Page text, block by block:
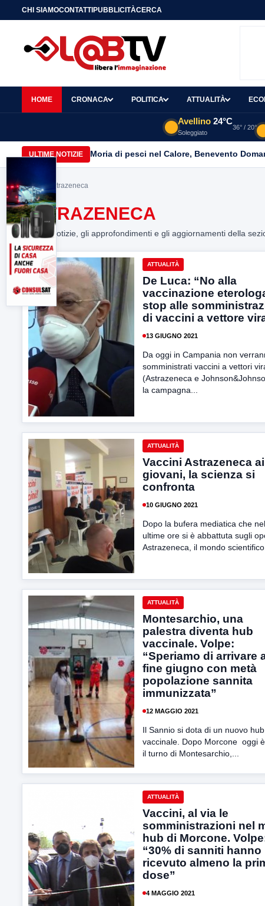
CHI SIAMOCONTATTIPUBBLICITÀCERCA
HOME CRONACA POLITICA ATTUALITÀ
Avellino 24°C
Soleggiato
36° / 20°
ULTIME NOTIZIE Moria di pesci nel Calore, Benevento
Home> astrazeneca
ASTRAZENECA
Tutte le notizie, gli approfondimenti e gli aggiornamenti della
ATTUALITÀ
De Luca: “No alla
vaccinazione
stop alle
di vaccini a vettore
13 GIUGNO 2021
Da oggi in Campania non
somministrati vaccini a vettori
(Astrazeneca e
la campagna...
ATTUALITÀ
Vaccini Astrazeneca ai
giovani, la scienza si
confronta
10 GIUGNO 2021
Dopo la bufera mediatica che
ultime ore si è abbattuta sugli
Astrazeneca, il mondo
ATTUALITÀ
Montesarchio, una
palestra diventa hub
vaccinale. Volpe:
“Speriamo di arrivare
fine giugno con metà
popolazione sannita
immunizzata”
12 MAGGIO 2021
Il Sannio si dota di un nuovo hub
vaccinale. Dopo Morcone oggi
il turno di Montesarchio,...
ATTUALITÀ
Vaccini, al via le
somministrazioni nel
hub di Morcone.
“30% di sanniti hanno
ricevuto almeno la
dose”
4 MAGGIO 2021